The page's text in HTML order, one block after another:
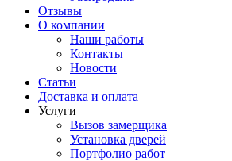
Отзывы
О компании
Наши работы
Контакты
Новости
Статьи
Доставка и оплата
Услуги
Вызов замерщика
Установка дверей
Портфолио работ